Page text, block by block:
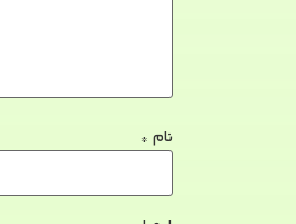
نام *